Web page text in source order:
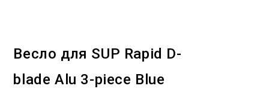
Весло для SUP Rapid D-
blade Alu 3-piece Blue